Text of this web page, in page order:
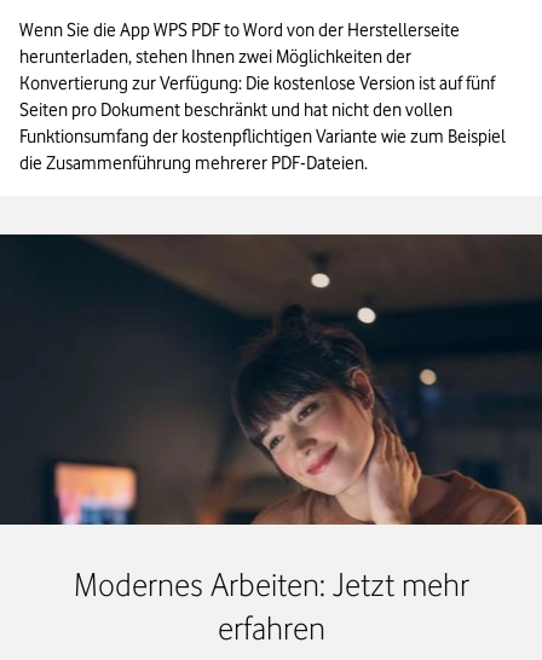
Wenn Sie die App WPS PDF to Word von der Herstellerseite
herunterladen, stehen Ihnen zwei Möglichkeiten der
Konvertierung zur Verfügung: Die kostenlose Version ist auf fünf
Seiten pro Dokument beschränkt und hat nicht den vollen
Funktionsumfang der kostenpflichtigen Variante wie zum Beispiel
die Zusammenführung mehrerer PDF-Dateien.
Modernes Arbeiten: Jetzt mehr
erfahren